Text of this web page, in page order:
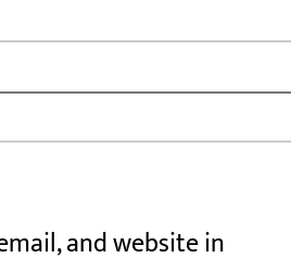
and website in